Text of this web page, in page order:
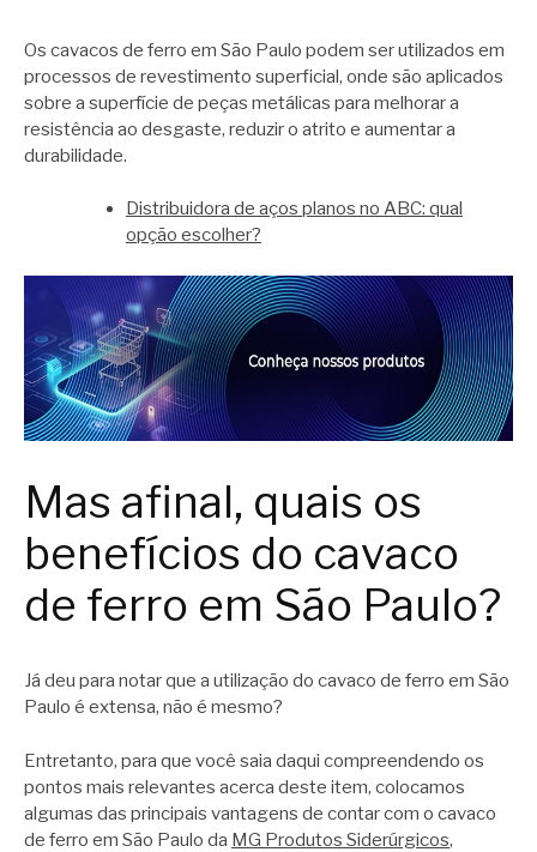
Os cavacos de ferro em São Paulo podem ser utilizados em
processos de revestimento superficial, onde são aplicados
sobre a superfície de peças metálicas para melhorar a
resistência ao desgaste, reduzir o atrito e aumentar a
durabilidade.
Distribuidora de aços planos no ABC: qual
opção escolher?
Mas afinal, quais os
benefícios do cavaco
de ferro em São Paulo?
Já deu para notar que a utilização do cavaco de ferro em São
Paulo é extensa, não é mesmo?
Entretanto, para que você saia daqui compreendendo os
pontos mais relevantes acerca deste item, colocamos
algumas das principais vantagens de contar com o cavaco
de ferro em São Paulo da MG Produtos Siderúrgicos,